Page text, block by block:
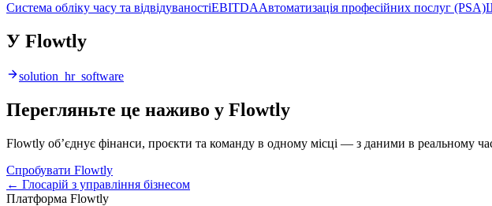
Система обліку часу та відвідуваностіEBITDAАвтоматизація професійних послуг (PSA)
У Flowtly
solution_hr_software
Перегляньте це наживо у Flowtly
Flowtly об’єднує фінанси, проєкти та команду в одному місці — з даними в реальному
Спробувати Flowtly
← Глосарій з управління бізнесом
Платформа Flowtly